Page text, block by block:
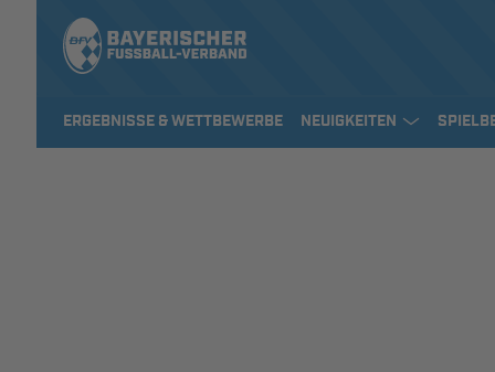
ERGEBNISSE & WETTBEWERBE NEUIGKEITEN